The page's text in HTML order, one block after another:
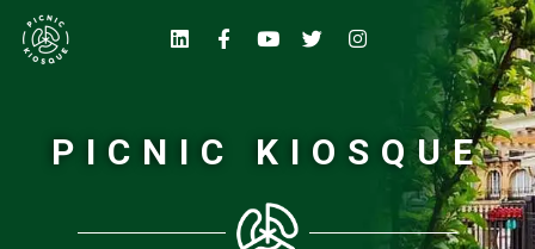
PICNIC KIOSQUE